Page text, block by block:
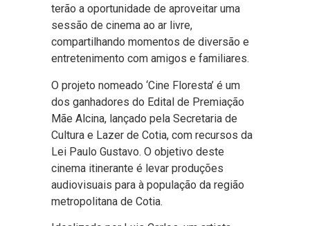
terão a oportunidade de aproveitar uma
sessão de cinema ao ar livre,
compartilhando momentos de diversão e
entretenimento com amigos e familiares.
O projeto nomeado ‘Cine Floresta’ é um
dos ganhadores do Edital de Premiação
Mãe Alcina, lançado pela Secretaria de
Cultura e Lazer de Cotia, com recursos da
Lei Paulo Gustavo. O objetivo deste
cinema itinerante é levar produções
audiovisuais para à população da região
metropolitana de Cotia.